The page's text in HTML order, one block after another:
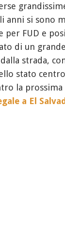
anni si sono
per FUD e
di un
strada,
stato
la prossima
a El